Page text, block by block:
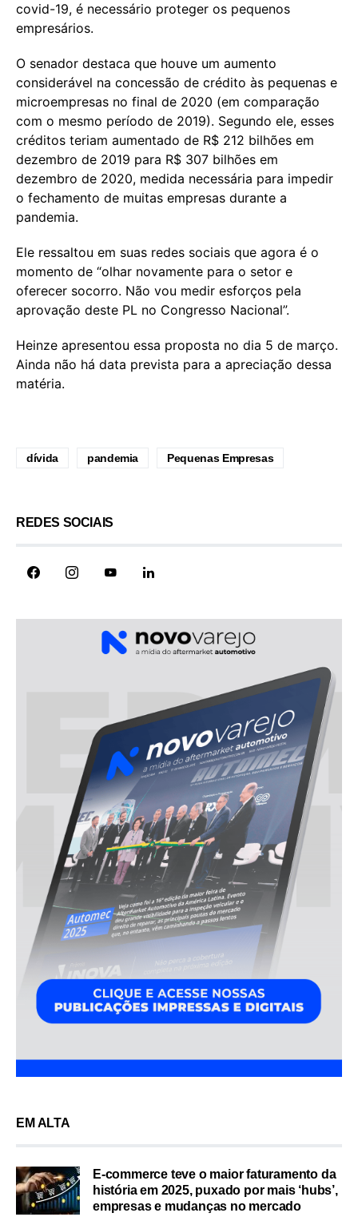
covid-19, é necessário proteger os pequenos
empresários.
O senador destaca que houve um aumento
considerável na concessão de crédito às pequenas e
microempresas no final de 2020 (em comparação
com o mesmo período de 2019). Segundo ele, esses
créditos teriam aumentado de R$ 212 bilhões em
dezembro de 2019 para R$ 307 bilhões em
dezembro de 2020, medida necessária para impedir
o fechamento de muitas empresas durante a
pandemia.
Ele ressaltou em suas redes sociais que agora é o
momento de “olhar novamente para o setor e
oferecer socorro. Não vou medir esforços pela
aprovação deste PL no Congresso Nacional”.
Heinze apresentou essa proposta no dia 5 de março.
Ainda não há data prevista para a apreciação dessa
matéria.
dívida pandemia Pequenas Empresas
REDES SOCIAIS
EM ALTA
E-commerce teve o maior faturamento da
história em 2025, puxado por mais ‘hubs’,
empresas e mudanças no mercado